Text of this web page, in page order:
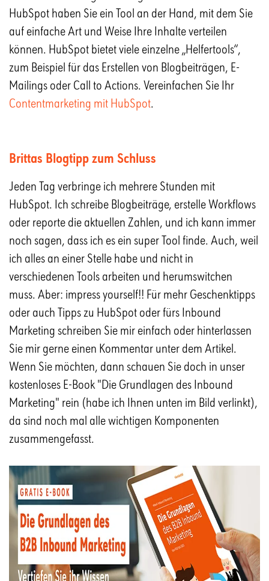
HubSpot haben Sie ein Tool an der Hand, mit dem Sie
auf einfache Art und Weise Ihre Inhalte verteilen
können. HubSpot bietet viele einzelne „Helfertools“,
zum Beispiel für das Erstellen von Blogbeiträgen, E-
Mailings oder Call to Actions. Vereinfachen Sie Ihr
Contentmarketing mit HubSpot.
Brittas Blogtipp zum Schluss
Jeden Tag verbringe ich mehrere Stunden mit
HubSpot. Ich schreibe Blogbeiträge, erstelle Workflows
oder reporte die aktuellen Zahlen, und ich kann immer
noch sagen, dass ich es ein super Tool finde. Auch, weil
ich alles an einer Stelle habe und nicht in
verschiedenen Tools arbeiten und herumswitchen
muss. Aber: impress yourself!! Für mehr Geschenktipps
oder auch Tipps zu HubSpot oder fürs Inbound
Marketing schreiben Sie mir einfach oder hinterlassen
Sie mir gerne einen Kommentar unter dem Artikel.
Wenn Sie möchten, dann schauen Sie doch in unser
kostenloses E-Book "Die Grundlagen des Inbound
Marketing" rein (habe ich Ihnen unten im Bild verlinkt),
da sind noch mal alle wichtigen Komponenten
zusammengefasst.